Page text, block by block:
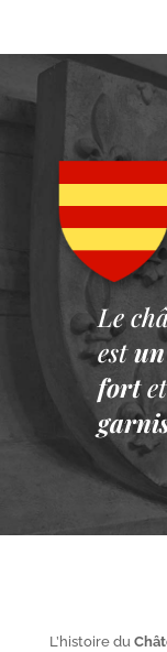
Le
est
fort
L’histoire du